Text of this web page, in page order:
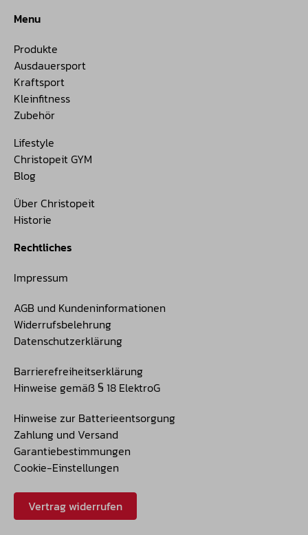
Menu
Produkte
Ausdauersport
Kraftsport
Kleinfitness
Zubehör
Lifestyle
Christopeit GYM
Blog
Über Christopeit
Historie
Rechtliches
Impressum
AGB und Kundeninformationen
Widerrufsbelehrung
Datenschutzerklärung
Barrierefreiheitserklärung
Hinweise gemäß § 18 ElektroG
Hinweise zur Batterieentsorgung
Zahlung und Versand
Garantiebestimmungen
Cookie-Einstellungen
Vertrag widerrufen